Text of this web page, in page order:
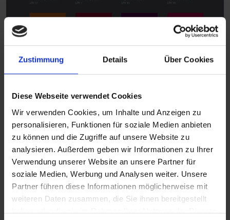
Zustimmung Details Über Cookies
Diese Webseite verwendet Cookies
Wir verwenden Cookies, um Inhalte und Anzeigen zu
personalisieren, Funktionen für soziale Medien anbieten
zu können und die Zugriffe auf unsere Website zu
analysieren. Außerdem geben wir Informationen zu Ihrer
Verwendung unserer Website an unsere Partner für
soziale Medien, Werbung und Analysen weiter. Unsere
Partner führen diese Informationen möglicherweise mit
weiteren Daten zusammen, die Sie ihnen bereitgestellt
haben oder die sie im Rahmen Ihrer Nutzung der Dienste